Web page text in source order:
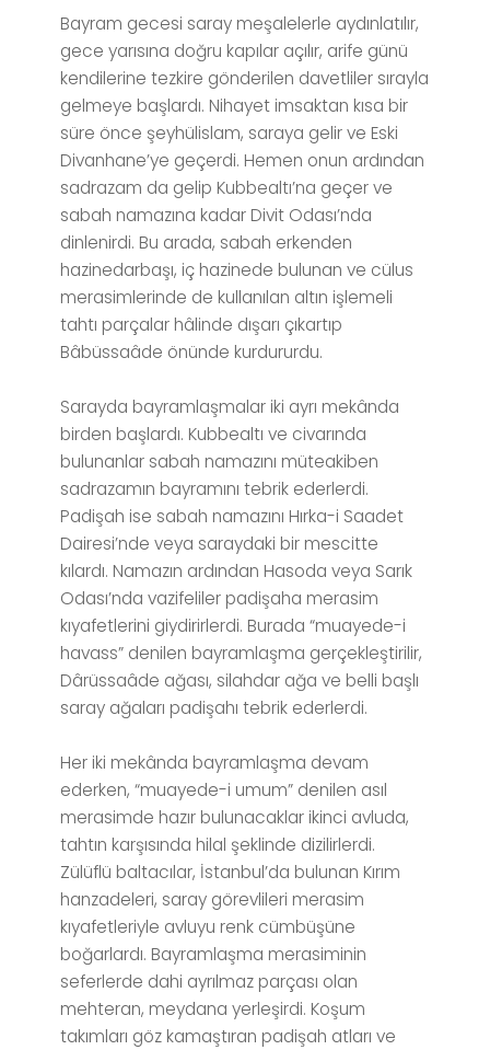
Bayram gecesi saray meşalelerle aydınlatılır,
gece yarısına doğru kapılar açılır, arife günü
kendilerine tezkire gönderilen davetliler sırayla
gelmeye başlardı. Nihayet imsaktan kısa bir
süre önce şeyhülislam, saraya gelir ve Eski
Divanhane’ye geçerdi. Hemen onun ardından
sadrazam da gelip Kubbealtı’na geçer ve
sabah namazına kadar Divit Odası’nda
dinlenirdi. Bu arada, sabah erkenden
hazinedarbaşı, iç hazinede bulunan ve cülus
merasimlerinde de kullanılan altın işlemeli
tahtı parçalar hâlinde dışarı çıkartıp
Bâbüssaâde önünde kurdururdu.
Sarayda bayramlaşmalar iki ayrı mekânda
birden başlardı. Kubbealtı ve civarında
bulunanlar sabah namazını müteakiben
sadrazamın bayramını tebrik ederlerdi.
Padişah ise sabah namazını Hırka-i Saadet
Dairesi’nde veya saraydaki bir mescitte
kılardı. Namazın ardından Hasoda veya Sarık
Odası’nda vazifeliler padişaha merasim
kıyafetlerini giydirirlerdi. Burada “muayede-i
havass” denilen bayramlaşma gerçekleştirilir,
Dârüssaâde ağası, silahdar ağa ve belli başlı
saray ağaları padişahı tebrik ederlerdi.
Her iki mekânda bayramlaşma devam
ederken, “muayede-i umum” denilen asıl
merasimde hazır bulunacaklar ikinci avluda,
tahtın karşısında hilal şeklinde dizilirlerdi.
Zülüflü baltacılar, İstanbul’da bulunan Kırım
hanzadeleri, saray görevlileri merasim
kıyafetleriyle avluyu renk cümbüşüne
boğarlardı. Bayramlaşma merasiminin
seferlerde dahi ayrılmaz parçası olan
mehteran, meydana yerleşirdi. Koşum
takımları göz kamaştıran padişah atları ve